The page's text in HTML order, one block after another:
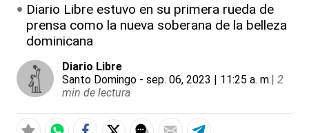
Diario Libre estuvo en su primera rueda de
prensa como la nueva soberana de la belleza
dominicana
Diario Libre
Santo Domingo - sep. 06, 2023 | 11:25 a. m.| 2
min de lectura